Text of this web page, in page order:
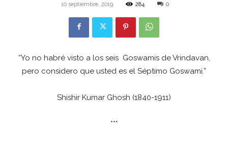
10 septiembre, 2019 284 0
“Yo no habré visto a los seis Goswamis de Vrindavan,
pero considero que usted es el Séptimo Goswami.”
Shishir Kumar Ghosh (1840-1911)
***